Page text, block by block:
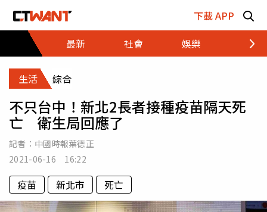
下載 APP
最新
社會 娛樂 財經
生活 綜合
不只台中！新北2長者接種疫苗隔天死
亡 衛生局回應了
記者： 中國時報葉德正
2021-06-16 16:22
疫苗 新北市 死亡